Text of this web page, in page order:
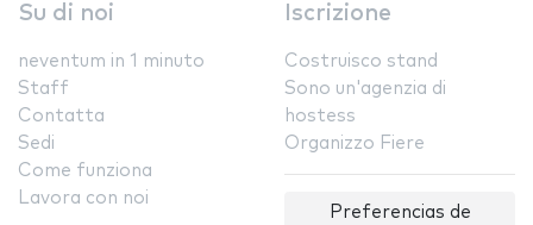
Su di noi
neventum in 1 minuto
Staff
Contatta
Sedi
Come funziona
Lavora con noi
Iscrizione
Costruisco stand
Sono un'agenzia di
hostess
Organizzo Fiere
Preferencias de